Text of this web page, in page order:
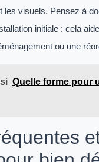
les visuels. Pensez à
initiale : cela
ou une
Quelle forme pour